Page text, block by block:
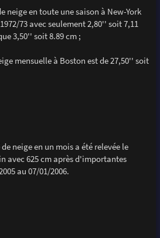
neige en toute une saison à New-York
73 avec seulement 2,80'' soit 7,11
3,50'' soit 8.89 cm ;
mensuelle à Boston est de 27,50'' soit
neige en un mois a été relevée le
avec 625 cm après d'importantes
au 07/01/2006.